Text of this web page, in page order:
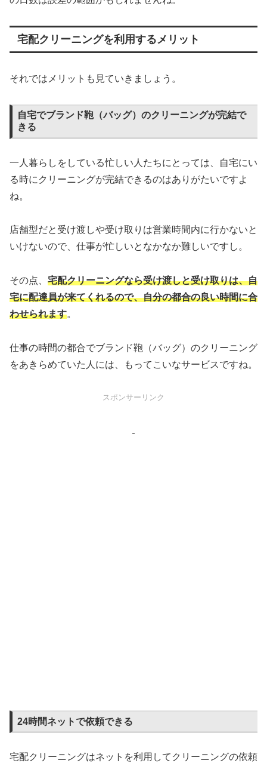
宅配クリーニングを利用するメリット
それではメリットも見ていきましょう。
自宅でブランド鞄（バッグ）のクリーニングが完結で
きる
一人暮らしをしている忙しい人たちにとっては、自宅にい
る時にクリーニングが完結できるのはありがたいですよ
ね。
店舗型だと受け渡しや受け取りは営業時間内に行かないと
いけないので、仕事が忙しいとなかなか難しいですし。
その点、 宅配クリーニングなら受け渡しと受け取りは、自
宅に配達員が来てくれるので、自分の都合の良い時間に合
わせられます。
仕事の時間の都合でブランド鞄（バッグ）のクリーニング
をあきらめていた人には、もってこいなサービスですね。
スポンサーリンク
24時間ネットで依頼できる
宅配クリーニングはネットを利用してクリーニングの依頼